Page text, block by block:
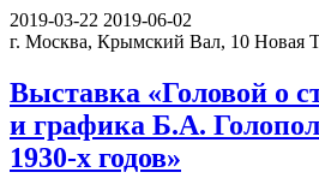
2019-03-22 2019-06-02
г. Москва, Крымский Вал, 10 Новая
Выставка «Головой о
и графика Б.А.
1930-х годов»